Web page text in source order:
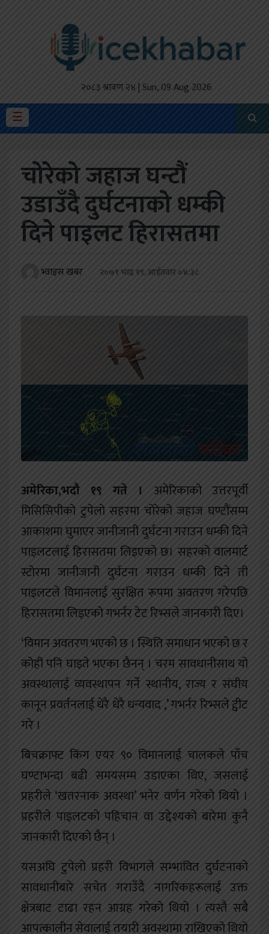
२०८३ श्रावण २४ | Sun, 09 Aug 2026
☰
मैथिली
प्रदेश
अर्थतंत्र
विचार
खेलकुद
चोरेको जहाज घन्टौं
उडाउँदै दुर्घटनाको धम्की
दिने पाइलट हिरासतमा
भ्वाइस खबर २०७९ भाद्र १९, आईतवार ०४:३८
अमेरिका,भदौ १९ गते । अमेरिकाको उत्तरपूर्वी
मिसिसिपीको टुपेलो सहरमा चोरेको जहाज घण्टौंसम्म
आकाशमा घुमाएर जानीजानी दुर्घटना गराउन धम्की दिने
पाइलटलाई हिरासतमा लिइएको छ। सहरको वालमार्ट
स्टोरमा जानीजानी दुर्घटना गराउन धम्की दिने ती
पाइलटले विमानलाई सुरक्षित रूपमा अवतरण गरेपछि
हिरासतमा लिइएको गभर्नर टेट रिभ्सले जानकारी दिए।
‘विमान अवतरण भएको छ । स्थिति समाधान भएको छ र
कोही पनि घाइते भएका छैनन् । चरम सावधानीसाथ यो
अवस्थालाई व्यवस्थापन गर्ने स्थानीय, राज्य र संघीय
कानून प्रवर्तनलाई धेरै धेरै धन्यवाद ,’ गभर्नर रिभ्सले ट्वीट
गरे ।
बिचक्राफ्ट किंग एयर ९० विमानलाई चालकले पाँच
घण्टाभन्दा बढी समयसम्म उडाएका थिए, जसलाई
प्रहरीले ‘खतरनाक अवस्था’ भनेर वर्णन गरेको थियो ।
प्रहरीले पाइलटको पहिचान वा उद्देश्यको बारेमा कुनै
जानकारी दिएको छैन् ।
यसअघि टुपेलो प्रहरी विभागले सम्भावित दुर्घटनाको
सावधानीबारे सचेत गराउँदै नागरिकहरूलाई उक्त
क्षेत्रबाट टाढा रहन आग्रह गरेको थियो । त्यस्तै सबै
आपत्कालीन सेवालाई तयारी अवस्थामा राखिएको थियो